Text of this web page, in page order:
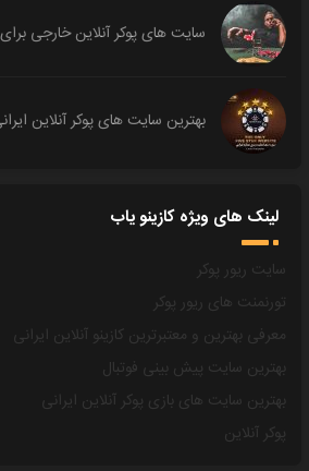
سایت های پوکر آنلاین خارجی برای
بهترین سایت های پوکر آنلاین
لینک های ویژه کازینو یاب
سایت ریور پوکر
تورنمنت های ریور پوکر
معرفی بهترین و معتبرترین کازینو آنلاین ایرانی
بهترین سایت پیش بینی فوتبال
بهترین سایت های بازی پوکر آنلاین ایرانی
پوکر آنلاین